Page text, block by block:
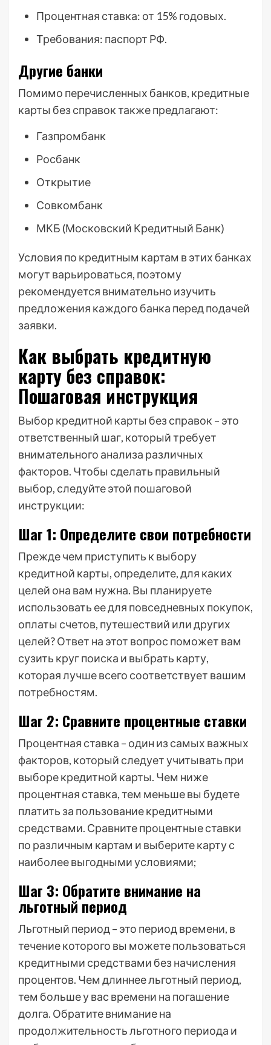
Процентная ставка: от 15% годовых.
Требования: паспорт РФ.
Другие банки
Помимо перечисленных банков, кредитные
карты без справок также предлагают:
Газпромбанк
Росбанк
Открытие
Совкомбанк
МКБ (Московский Кредитный Банк)
Условия по кредитным картам в этих банках
могут варьироваться, поэтому
рекомендуется внимательно изучить
предложения каждого банка перед подачей
заявки.
Как выбрать кредитную
карту без справок:
Пошаговая инструкция
Выбор кредитной карты без справок – это
ответственный шаг, который требует
внимательного анализа различных
факторов. Чтобы сделать правильный
выбор, следуйте этой пошаговой
инструкции:
Шаг 1: Определите свои потребности
Прежде чем приступить к выбору
кредитной карты, определите, для каких
целей она вам нужна. Вы планируете
использовать ее для повседневных покупок,
оплаты счетов, путешествий или других
целей? Ответ на этот вопрос поможет вам
сузить круг поиска и выбрать карту,
которая лучше всего соответствует вашим
потребностям.
Шаг 2: Сравните процентные ставки
Процентная ставка – один из самых важных
факторов, который следует учитывать при
выборе кредитной карты. Чем ниже
процентная ставка, тем меньше вы будете
платить за пользование кредитными
средствами. Сравните процентные ставки
по различным картам и выберите карту с
наиболее выгодными условиями;
Шаг 3: Обратите внимание на
льготный период
Льготный период – это период времени, в
течение которого вы можете пользоваться
кредитными средствами без начисления
процентов. Чем длиннее льготный период,
тем больше у вас времени на погашение
долга. Обратите внимание на
продолжительность льготного периода и